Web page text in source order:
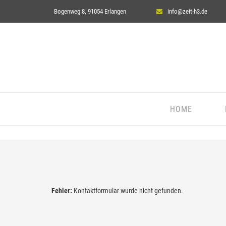
Bogenweg 8, 91054 Erlangen info@zeit-h3.de
HOME
Fehler: Kontaktformular wurde nicht gefunden.